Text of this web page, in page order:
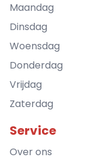
Maandag
Dinsdag
Woensdag
Donderdag
Vrijdag
Zaterdag
Service
Over ons